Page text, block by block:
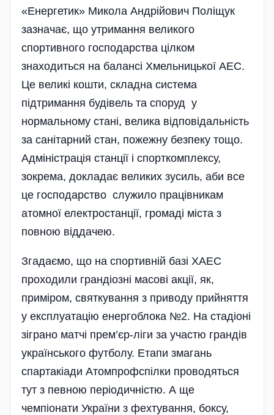
«Енергетик» Микола Андрійович Поліщук
зазначає, що утримання великого
спортивного господарства цілком
знаходиться на балансі Хмельницької АЕС.
Це великі кошти, складна система
підтримання будівель та споруд у
нормальному стані, велика відповідальність
за санітарний стан, пожежну безпеку тощо.
Адміністрація станції і спорткомплексу,
зокрема, докладає великих зусиль, аби все
це господарство служило працівникам
атомної електростанції, громаді міста з
повною віддачею.
Згадаємо, що на спортивній базі ХАЕС
проходили грандіозні масові акції, як,
приміром, святкування з приводу прийняття
у експлуатацію енергоблока №2. На стадіоні
зіграно матчі прем’єр-ліги за участю грандів
українського футболу. Етапи змагань
спартакіади Атомпрофспілки проводяться
тут з певною періодичністю. А ще
чемпіонати України з фехтування, боксу,